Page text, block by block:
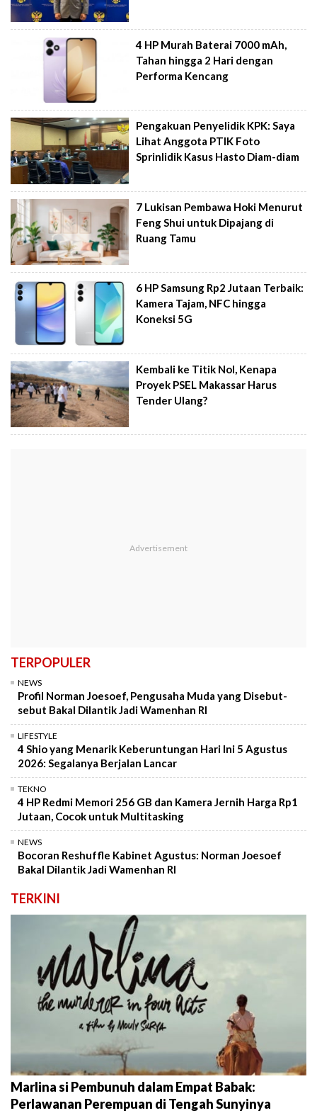
4 HP Murah Baterai 7000 mAh,
Tahan hingga 2 Hari dengan
Performa Kencang
Pengakuan Penyelidik KPK: Saya
Lihat Anggota PTIK Foto
Sprinlidik Kasus Hasto Diam-diam
7 Lukisan Pembawa Hoki Menurut
Feng Shui untuk Dipajang di
Ruang Tamu
6 HP Samsung Rp2 Jutaan Terbaik:
Kamera Tajam, NFC hingga
Koneksi 5G
Kembali ke Titik Nol, Kenapa
Proyek PSEL Makassar Harus
Tender Ulang?
TERPOPULER
NEWS
Profil Norman Joesoef, Pengusaha Muda yang Disebut-
sebut Bakal Dilantik Jadi Wamenhan RI
LIFESTYLE
4 Shio yang Menarik Keberuntungan Hari Ini 5 Agustus
2026: Segalanya Berjalan Lancar
TEKNO
4 HP Redmi Memori 256 GB dan Kamera Jernih Harga Rp1
Jutaan, Cocok untuk Multitasking
NEWS
Bocoran Reshuffle Kabinet Agustus: Norman Joesoef
Bakal Dilantik Jadi Wamenhan RI
TERKINI
Marlina si Pembunuh dalam Empat Babak:
Perlawanan Perempuan di Tengah Sunyinya